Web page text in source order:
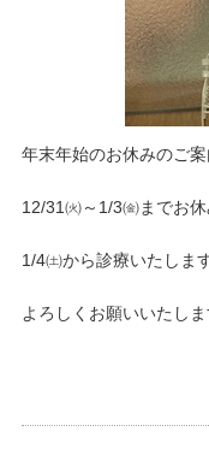
年末年始のお休みのご案
12/31㈫～1/3㈮までお休
1/4㈯から診療いたします
よろしくお願いいたしま